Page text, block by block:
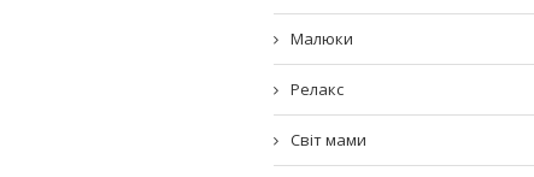
Малюки
Релакс
Світ мами